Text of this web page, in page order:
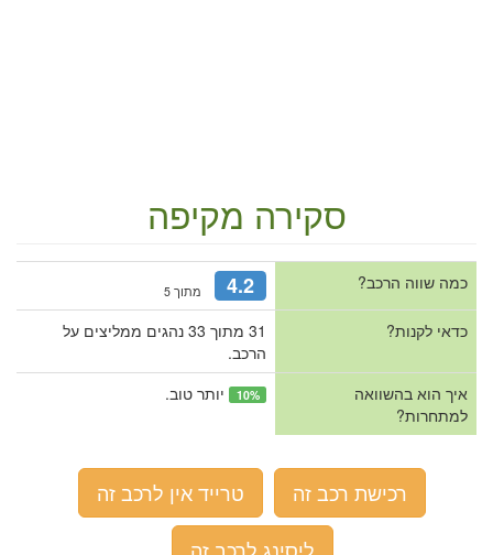
סקירה מקיפה
כמה שווה הרכב? 4.2 מתוך 5
כדאי לקנות?
31 מתוך 33 נהגים ממליצים על
הרכב.
איך הוא בהשוואה
למתחרות?
10% יותר טוב.
רכישת רכב זה
טרייד אין לרכב זה
ליסינג לרכב זה